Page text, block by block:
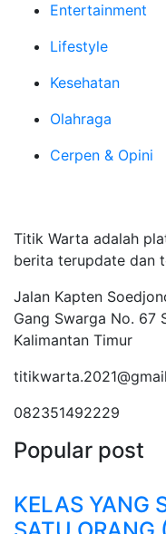
Entertainment
Lifestyle
Kesehatan
Olahraga
Cerpen & Opini
Titik Warta adalah
berita terupdate dan
Jalan Kapten
Gang Swarga No. 67
Kalimantan Timur
082351492229
Popular post
KELAS YANG